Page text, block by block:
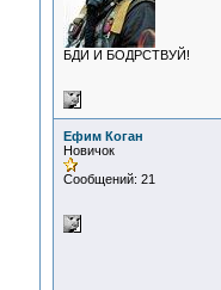
БДИ И БОДРСТВУЙ!
Ефим Коган
Новичок
Сообщений: 21